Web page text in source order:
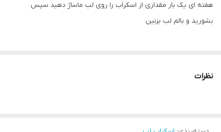
هفته ای یک بار مقداری از اسکراب را روی لب ماساژ دهید سپس
بشورید و بالم لب بزنین
نظرات